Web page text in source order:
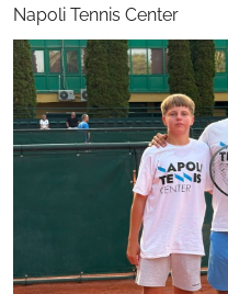
Napoli Tennis Center